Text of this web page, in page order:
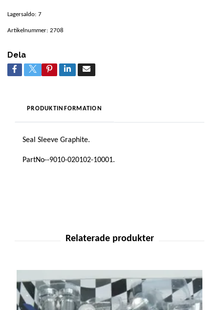
Lagersaldo: 7
Artikelnummer: 2708
Dela
PRODUKTINFORMATION
Seal Sleeve Graphite.
PartNo--9010-020102-10001.